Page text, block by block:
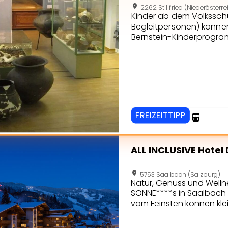
location_on 2262 Stillfried
Kinder ab dem
Begleitpersonen)
Bernstein-
FREIZEITTIPP directions_transit
von ALL INCLUSIVE Hotel DIE SONNE
ALL INCLUSIVE Hotel
location_on 5753 Saalbach (Salzburg)
Natur, Genuss und
SONNE****s in Saalbach
vom Feinsten können